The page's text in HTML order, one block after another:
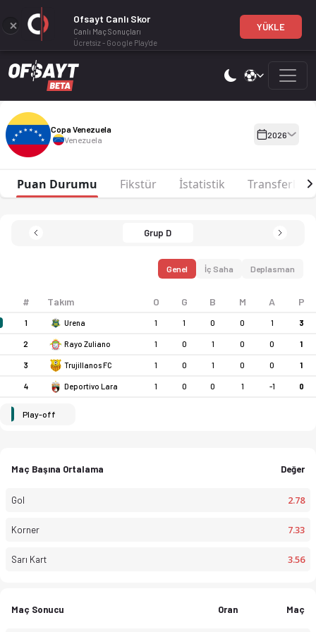
Copa Venezuela 2026 sezonu puan durumu, haftalık
Copa Venezuela 2026
Copa Venezuela
Venezuela
2026
Puan Durumu Fikstür İstatistik Transferler
Grup D
Genel İç Saha Deplasman
# Takım O G B M A P
1 Urena 1 1 0 0 1 3
2 Rayo Zuliano 1 0 1 0 0 1
3 Trujillanos FC 1 0 1 0 0 1
4 Deportivo Lara 1 0 0 1 -1 0
Play-off
Maç Başına Ortalama Değer
Gol 2.78
Korner 7.33
Sarı Kart 3.56
Maç Sonucu Oran Maç
Ofsayt Canlı Skor
Canlı Maç Sonuçları
Ücretsiz - Google Play'de
YÜKLE